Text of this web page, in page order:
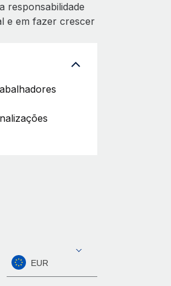
responsabilidade
e em fazer crescer
EUR